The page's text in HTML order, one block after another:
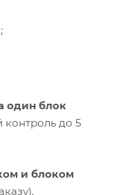
один блок
до 5
и блоком